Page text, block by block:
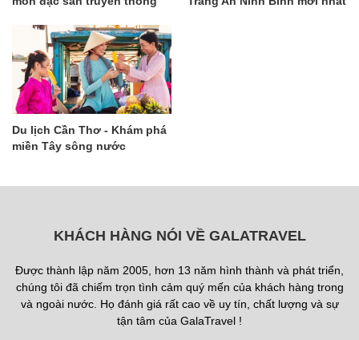
Du lịch Cần Thơ - Khám phá
miền Tây sông nước
KHÁCH HÀNG NÓI VỀ GALATRAVEL
Được thành lập năm 2005, hơn 13 năm hình thành và phát triển,
chúng tôi đã chiếm trọn tình cảm quý mến của khách hàng trong
và ngoài nước. Họ đánh giá rất cao về uy tín, chất lượng và sự
tận tâm của GalaTravel !